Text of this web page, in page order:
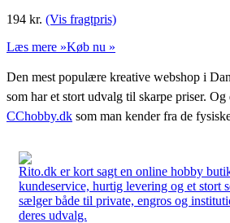
194 kr. (Vis fragtpris)
Læs mere »Køb nu »
Den mest populære kreative webshop i
som har et stort udvalg til skarpe priser. Og
CChobby.dk som man kender fra de
Rito.dk er kort sagt en online hobby
kundeservice, hurtig levering og et stort
sælger både til private, engros og
deres udvalg.